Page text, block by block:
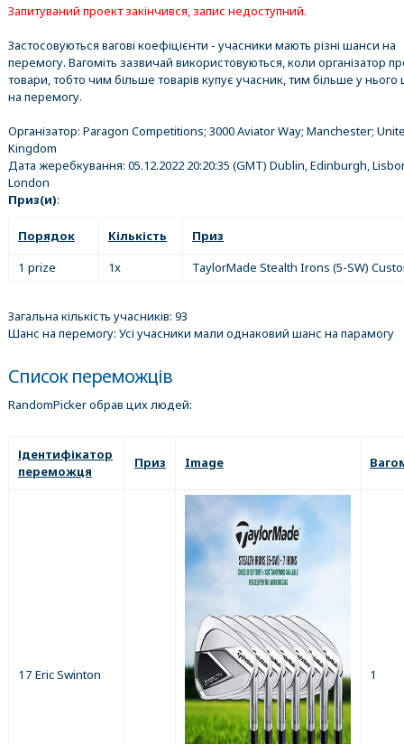
Запитуваний проект закінчився, запис недоступний.
Застосовуються вагові коефіцієнти - учасники мають різні шанси на
перемогу. Вагоміть зазвичай використовуються, коли організатор
товари, тобто чим більше товарів купує учасник, тим більше у нього
на перемогу.
Організатор: Paragon Competitions; 3000 Aviator Way; Manchester;
Kingdom
Дата жеребкування: 05.12.2022 20:20:35 (GMT) Dublin, Edinburgh,
London
Приз(и):
Порядок Кількість
Приз
1 prize
1x TaylorMade Stealth Irons (5-SW)
Загальна кількість учасників: 93
Шанс на перемогу: Усі учасники мали однаковий шанс на парамогу
Список переможців
RandomPicker обрав цих людей:
Ідентифікатор
переможця
Приз Image
17 Eric Swinton 1